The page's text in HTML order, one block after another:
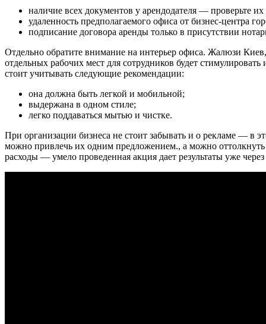
наличие всех документов у арендодателя — проверьте
удаленность предполагаемого офиса от бизнес-центра
подписание договора аренды только в присутствии
Отдельно обратите внимание на интерьер офиса. Жалюзи
отдельных рабочих мест для сотрудников будет
стоит учитывать следующие рекомендации:
она должна быть легкой и мобильной;
выдержана в одном стиле;
легко поддаваться мытью и чистке.
При организации бизнеса не стоит забывать и о рекламе — в
можно привлечь их одним предложением., а можно
расходы — умело проведенная акция дает результаты уже